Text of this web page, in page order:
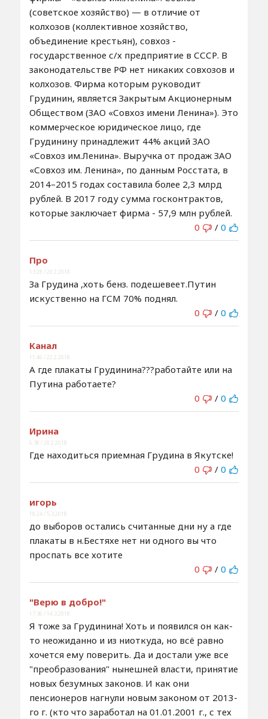
(советское хозяйство) — в отличие от
колхозов (коллективное хозяйство,
объединение крестьян), совхоз -
государственное с/х предприятие в СССР. В
законодательстве РФ нет никаких совхозов и
колхозов. Фирма которым руководит
Грудинин, является Закрытым Акционерным
Обществом (ЗАО «Совхоз имени Ленина»). Это
коммерческое юридическое лицо, где
Грудинину принадлежит 44% акций ЗАО
«Совхоз им.Ленина». Выручка от продаж ЗАО
«Совхоз им. Ленина», по данным Росстата, в
2014–2015 годах составила более 2,3 млрд
рублей. В 2017 году сумма госконтрактов,
которые заключает фирма - 57,9 млн рублей.
0
/ 0
Про
13:28 / 20.2.2018
За Грудина ,хоть бенз. подешевеет.Путин
искуственно на ГСМ 70% поднял.
0
/ 0
Канал
11:46 / 22.2.2018
А где плакаты Грудинина???работайте или на
Путина работаете?
0
/ 0
Ирина
6:38 / 28.2.2018
Где находиться приемная Грудина в Якутске!
0
/ 0
игорь
18:24 / 5.3.2018
до выборов остались считанные дни ну а где
плакаты в н.Бестяхе нет ни одного вы что
проспать все хотите
0
/ 0
"Верю в добро!"
17:36 / 14.3.2018
Я тоже за Грудинина! Хоть и появился он как-
то неожиданно и из ниоткуда, но всё равно
хочется ему поверить. Да и достали уже все
"преобразования" нынешней власти, принятие
новых безумных законов. И как они
пенсионеров нагнули новым законом от 2013-
го г. (кто что заработал на 01.01.2001 г., с тех